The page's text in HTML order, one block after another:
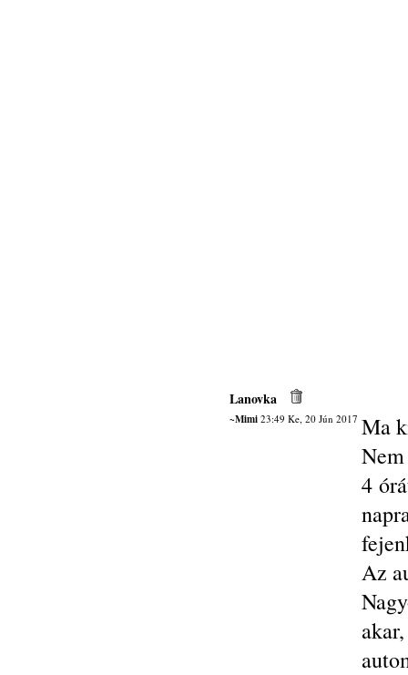
Lanovka
~Mimi23:49 Ke, 20 Jún 2017 Ma
4
Az